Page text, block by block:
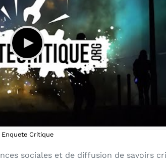
Enquete Critique
sociales et de diffusion de savoirs